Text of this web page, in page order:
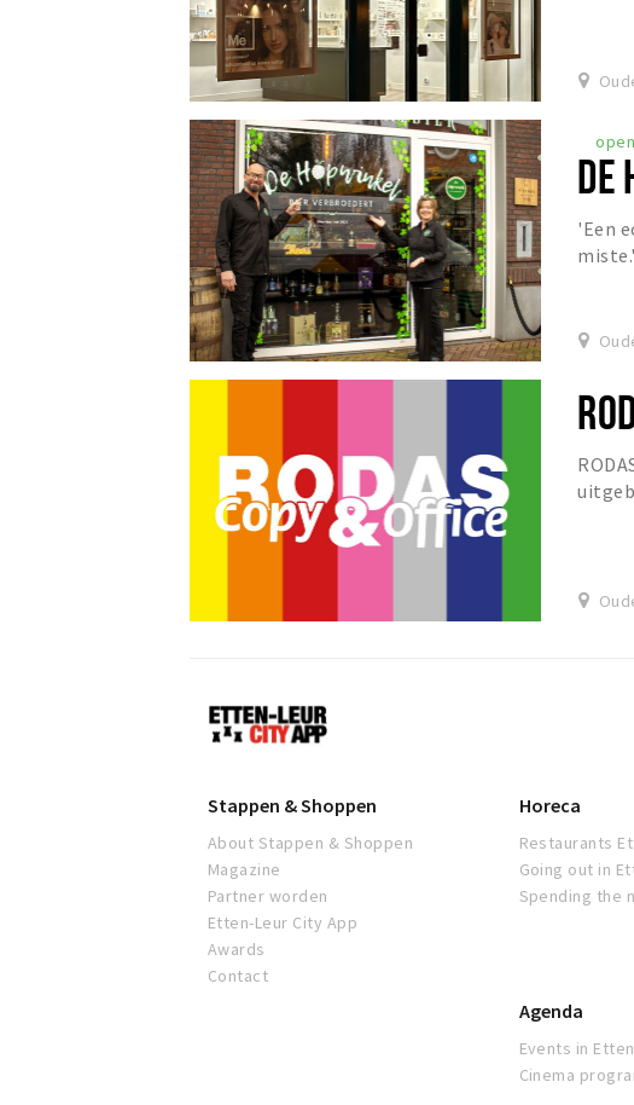
open
DE
'Een
Etten-
Leur
Stappen & Shoppen
About Stappen & Shoppen
Magazine
Partner worden
Etten-Leur City App
Awards
Contact
Horeca
Restaurants
Going out in
Spending the
Agenda
Events in
Cinema